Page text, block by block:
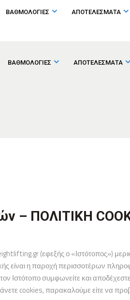
ΒΑΘΜΟΛΟΓΙΕΣ ΑΠΟΤΕΛΕΣΜΑΤΑ
ΒΑΘΜΟΛΟΓΙΕΣ ΑΠΟΤΕΛΕΣΜΑΤΑ
– ΠΟΛΙΤΙΚΗ
(εφεξής ο «Ιστότοπος»)
είναι η παροχή περισσοτέρων
Ιστότοπο συμφωνείτε και
cookies, παρακαλούμε είτε να